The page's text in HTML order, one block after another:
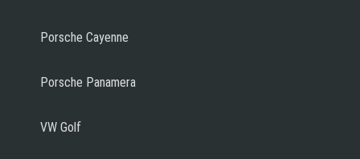
Porsche Cayenne
Porsche Panamera
VW Golf